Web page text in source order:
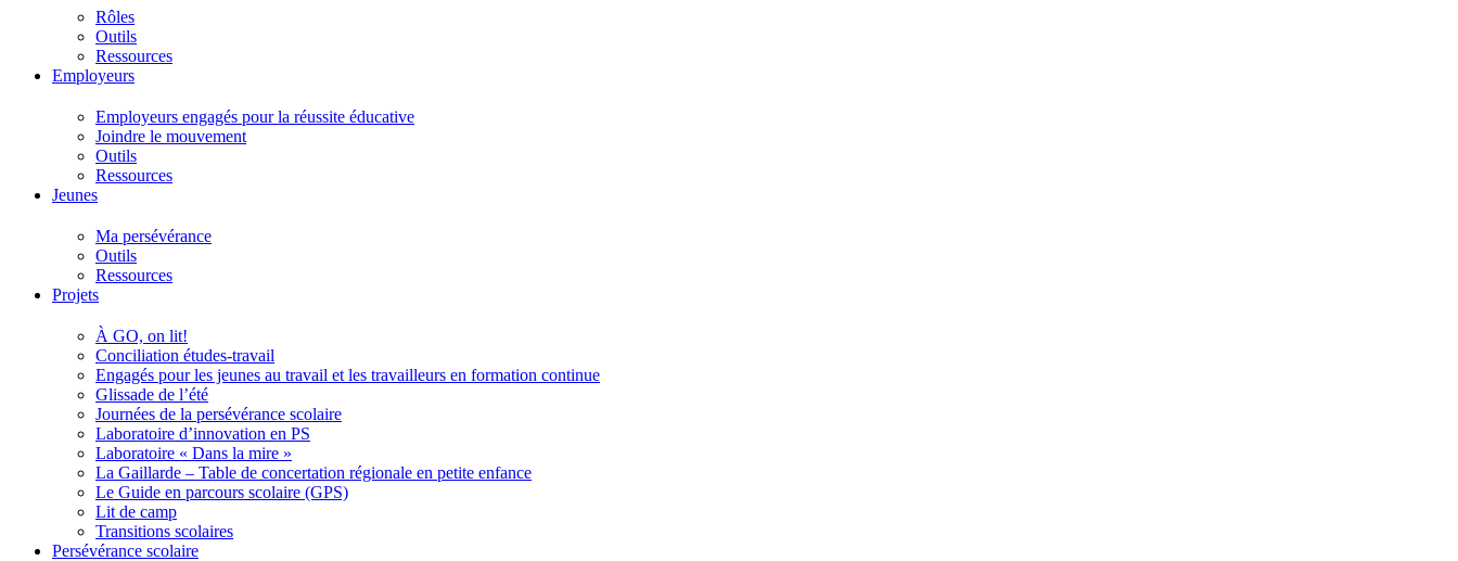
Rôles
Outils
Ressources
Employeurs
Employeurs engagés pour la réussite éducative
Joindre le mouvement
Outils
Ressources
Jeunes
Ma persévérance
Outils
Ressources
Projets
À GO, on lit!
Conciliation études-travail
Engagés pour les jeunes au travail et les travailleurs en formation continue
Glissade de l’été
Journées de la persévérance scolaire
Laboratoire d’innovation en PS
Laboratoire « Dans la mire »
La Gaillarde – Table de concertation régionale en petite enfance
Le Guide en parcours scolaire (GPS)
Lit de camp
Transitions scolaires
Persévérance scolaire